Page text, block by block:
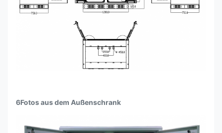
6Fotos aus dem Außenschrank